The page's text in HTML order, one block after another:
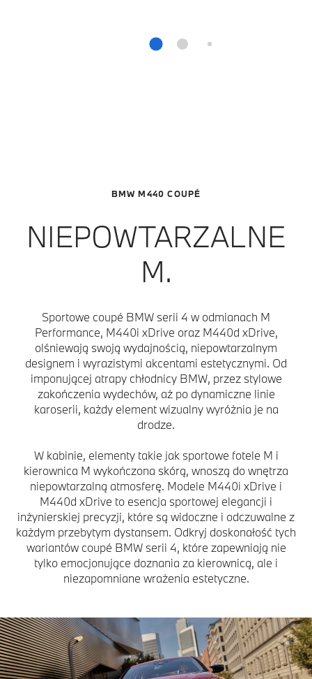
BMW M440 COUPÉ
NIEPOWTARZALNE
M.
Sportowe coupé BMW serii 4 w odmianach M
Performance, M440i xDrive oraz M440d xDrive,
olśniewają swoją wydajnością, niepowtarzalnym
designem i wyrazistymi akcentami estetycznymi. Od
imponującej atrapy chłodnicy BMW, przez stylowe
zakończenia wydechów, aż po dynamiczne linie
karoserii, każdy element wizualny wyróżnia je na
drodze.
W kabinie, elementy takie jak sportowe fotele M i
kierownica M wykończona skórą, wnoszą do wnętrza
niepowtarzalną atmosferę. Modele M440i xDrive i
M440d xDrive to esencja sportowej elegancji i
inżynierskiej precyzji, które są widoczne i odczuwalne z
każdym przebytym dystansem. Odkryj doskonałość tych
wariantów coupé BMW serii 4, które zapewniają nie
tylko emocjonujące doznania za kierownicą, ale i
niezapomniane wrażenia estetyczne.